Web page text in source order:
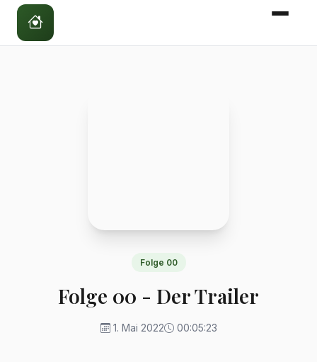
Folge 00
Folge 00 - Der Trailer
1. Mai 2022 00:05:23